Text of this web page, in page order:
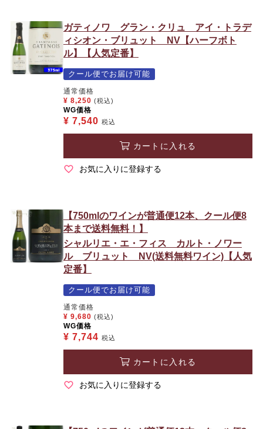
ガティノワ グラン・クリュ アイ・トラデ
ィシオン・ブリュット NV【ハーフボト
ル】【人気定番】
クール便でお届け可能
通常価格
¥ 8,250 (税込)
WG価格
¥ 7,540 税込
カートに入れる
お気に入りに登録する
【750mlのワインが普通便12本、クール便8
本まで送料無料！】
シャルリエ・エ・フィス カルト・ノワー
ル ブリュット NV(送料無料ワイン)【人気
定番】
クール便でお届け可能
通常価格
¥ 9,680 (税込)
WG価格
¥ 7,744 税込
カートに入れる
お気に入りに登録する